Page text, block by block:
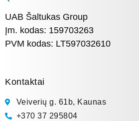
UAB Šaltukas Group
Įm. kodas: 159703263
PVM kodas: LT597032610
Kontaktai
Veiverių g. 61b, Kaunas
+370 37 295804